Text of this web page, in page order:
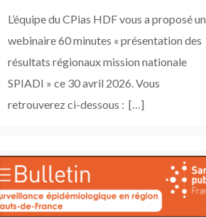
L’équipe du CPias HDF vous a proposé un
webinaire 60 minutes « présentation des
résultats régionaux mission nationale
SPIADI » ce 30 avril 2026. Vous
retrouverez ci-dessous : […]